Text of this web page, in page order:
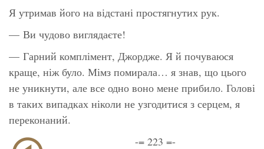
Я утримав його на відстані простягнутих рук.
— Ви чудово виглядаєте!
— Гарний комплімент, Джордже. Я й почуваюся
краще, ніж було. Мімз помирала… я знав, що цього
не уникнути, але все одно воно мене прибило. Голові
в таких випадках ніколи не узгодитися з серцем, я
переконаний.
-= 223 =-